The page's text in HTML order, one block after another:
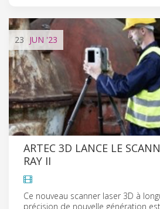
23 JUN '23
ARTEC 3D LANCE LE
RAY II
Ce nouveau scanner laser 3D à
précision de nouvelle génération